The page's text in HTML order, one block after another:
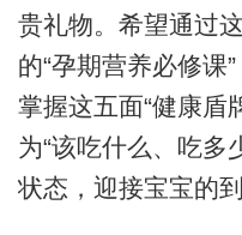
贵礼物。希望通过
的“孕期营养必修课
掌握这五面“健康盾
为“该吃什么、吃多
状态，迎接宝宝的到